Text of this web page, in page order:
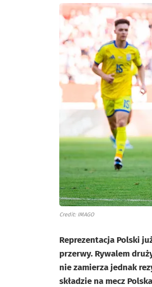
Credit: IMAGO
Reprezentacja Polski
przerwy. Rywalem
nie zamierza jednak
składzie na mecz